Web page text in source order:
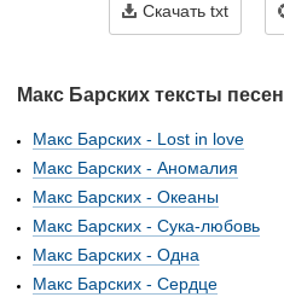
Скачать txt
Макс Барских тексты песен
Макс Барских - Lost in love
Макс Барских - Аномалия
Макс Барских - Океаны
Макс Барских - Сука-любовь
Макс Барских - Одна
Макс Барских - Сердце